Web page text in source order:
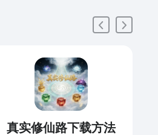
真实修仙路下载方法